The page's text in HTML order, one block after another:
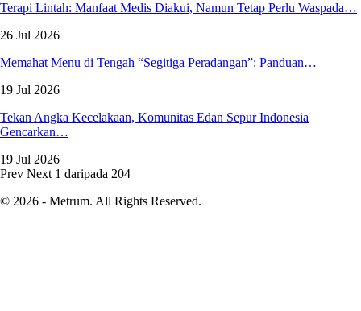
Terapi Lintah: Manfaat Medis Diakui, Namun Tetap Perlu Waspada…
26 Jul 2026
Memahat Menu di Tengah “Segitiga Peradangan”: Panduan…
19 Jul 2026
Tekan Angka Kecelakaan, Komunitas Edan Sepur Indonesia
Gencarkan…
19 Jul 2026
Prev Next 1 daripada 204
© 2026 - Metrum. All Rights Reserved.